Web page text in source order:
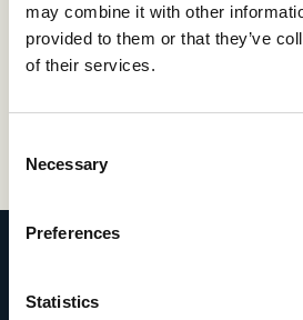
may combine it with other
provided to them or that they’ve
of their services.
Selection
Necessary
Preferences
Statistics
reducere fejlmargenen. Dette
søgning og sletning af